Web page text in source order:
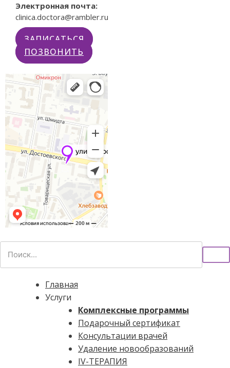
Электронная почта:
clinica.doctora@rambler.ru
ЗАПИСАТЬСЯ
ПОЗВОНИТЬ
Главная
Услуги
Комплексные программы
Подарочный сертификат
Консультации врачей
Удаление новообразований
IV-ТЕРАПИЯ